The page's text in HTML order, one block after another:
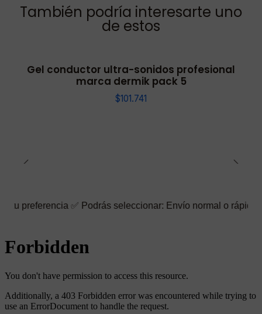
También podría interesarte uno
de estos
Gel conductor ultra-sonidos profesional
marca dermik pack 5
$101.741
Podrás seleccionar: Envío normal o rápido ☑️ También